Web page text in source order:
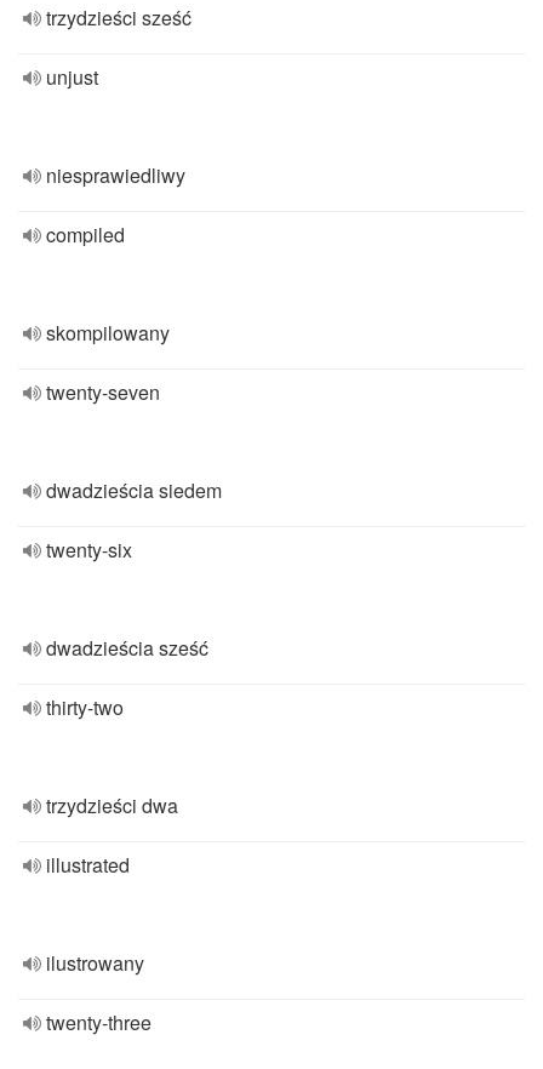
trzydzieści sześć
unjust
niesprawiedliwy
compiled
skompilowany
twenty-seven
dwadzieścia siedem
twenty-six
dwadzieścia sześć
thirty-two
trzydzieści dwa
illustrated
ilustrowany
twenty-three